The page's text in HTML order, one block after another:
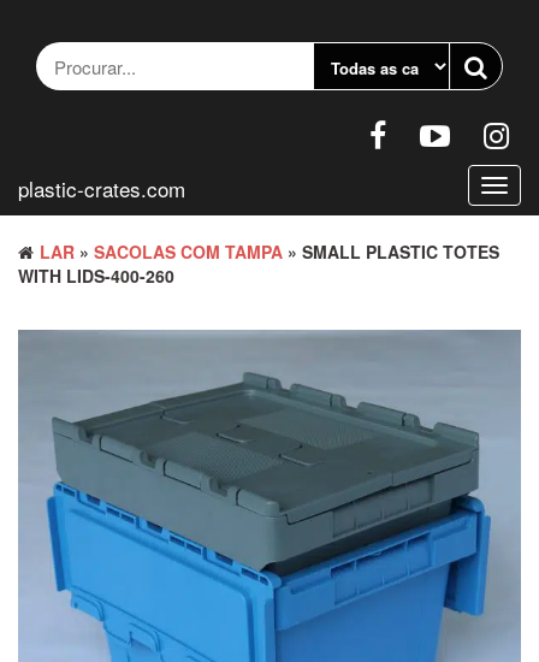
conteúdo
plastic-crates.com
LAR » SACOLAS COM TAMPA » SMALL PLASTIC TOTES
WITH LIDS-400-260